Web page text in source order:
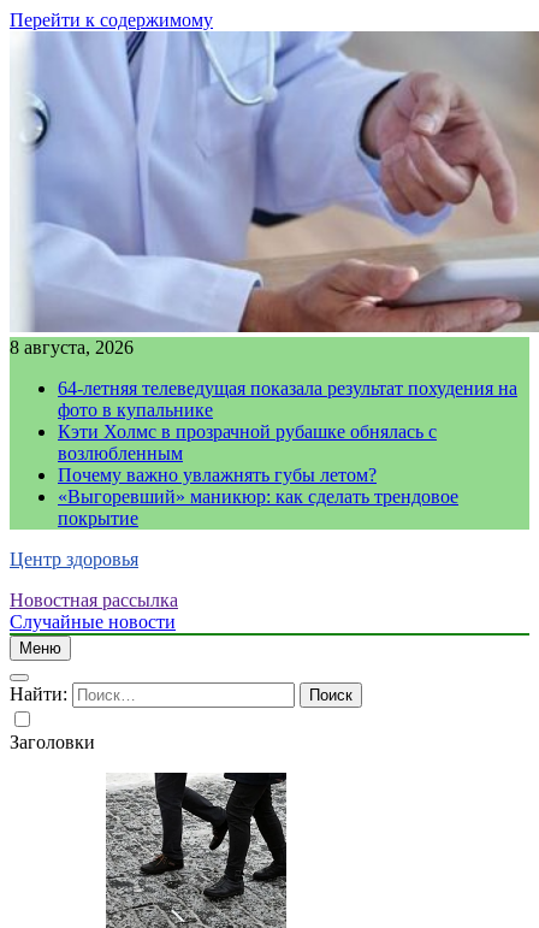
Перейти к содержимому
8 августа, 2026
64-летняя телеведущая показала результат похудения на
фото в купальнике
Кэти Холмс в прозрачной рубашке обнялась с
возлюбленным
Почему важно увлажнять губы летом?
«Выгоревший» маникюр: как сделать трендовое
покрытие
Центр здоровья
Новостная рассылка
Случайные новости
Меню
Найти:
Заголовки